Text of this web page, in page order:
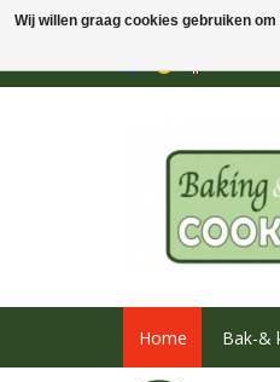
Home Bak-&
Wij willen graag cookies gebruiken